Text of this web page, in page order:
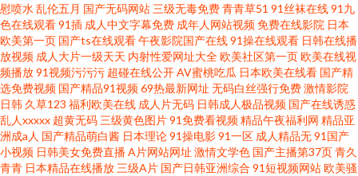
亚洲色图动漫 国产综合另类在线观看 91n视频在线 免费观看国产强伦姧 中文
字幕16p 免费日本污漫bm 中国杭州 可以在线看的在线网站 尤物在线观 精品
视频一本二本 亚洲中文aⅴ中文字幕 九一叉叉叉免费看 一起看在线观看 加勒
比中文字幕在 亚洲日韩欧美黑白配 国产最新每日精 亚洲国产一 日韩成人高
慰喷水 乱伦五月 国产无码网站 三级无毒免费青青草51 91丝袜在线91九
色在线观看91插 成人中文字幕免费 成年人网站视频免费在线影院 日本
欧美第一页 国产ts在线观看午夜影院国产在线91操在线观看 日韩在线播
放视频 成人大片一级天天 内射性爱网址大全欧美社区第一页欧美在线视
频播放91视频污污污 超碰在线公开AV蜜桃吃瓜 日本欧美在线看 国产精
选免费视频 国产精品91视频69热最新网址 无码白丝强行免费激情影院
日韩 久草123 福利欧美在线 成人片无码 日韩成人极品视频 国产在线诱惑
乱人xxxxx 超黄无码 三级黄色图片91免费看视频精品午夜福利网 精品亚
洲成a人 国产精品萌白酱 日本理论91操电影91一区 成人精品无91国产
小视频 日韩美女免费直播A片网站网址 激情文学色 国产主播第37页青久
青青 日本精品在线播放 三级A片 国产日韩亚洲综合 91短视频网站欧美骚